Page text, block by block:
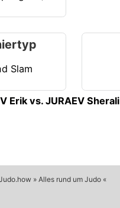
Slam
Erik vs. JURAEV Sherali
» Alles rund um Judo «